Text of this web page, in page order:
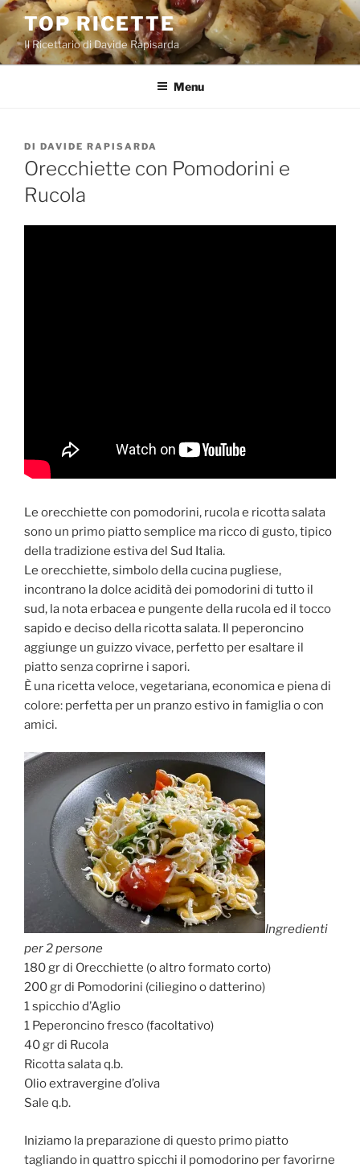
Salta
contenuto
TOP RICETTE
Il Ricettario di Davide Rapisarda
Menu
PUBBLICATO
IL
DI DAVIDE RAPISARDA
Orecchiette con Pomodorini e
Rucola
Le orecchiette con pomodorini, rucola e ricotta salata
sono un primo piatto semplice ma ricco di gusto, tipico
della tradizione estiva del Sud Italia.
Le orecchiette, simbolo della cucina pugliese,
incontrano la dolce acidità dei pomodorini di tutto il
sud, la nota erbacea e pungente della rucola ed il tocco
sapido e deciso della ricotta salata. Il peperoncino
aggiunge un guizzo vivace, perfetto per esaltare il
piatto senza coprirne i sapori.
È una ricetta veloce, vegetariana, economica e piena di
colore: perfetta per un pranzo estivo in famiglia o con
amici.
Ingredienti
per 2 persone
180 gr di Orecchiette (o altro formato corto)
200 gr di Pomodorini (ciliegino o datterino)
1 spicchio d’Aglio
1 Peperoncino fresco (facoltativo)
40 gr di Rucola
Ricotta salata q.b.
Olio extravergine d’oliva
Sale q.b.
Iniziamo la preparazione di questo primo piatto
tagliando in quattro spicchi il pomodorino per favorirne